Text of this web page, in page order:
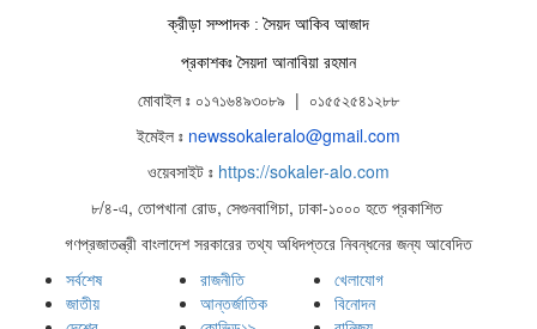
ক্রীড়া সম্পাদক : সৈয়দ আকিব আজাদ
প্রকাশকঃ সৈয়দা আনাবিয়া রহমান
মোবাইল ঃ ০১৭১৬৪৯৩০৮৯ | ০১৫৫২৫৪১২৮৮
ইমেইল ঃ newssokaleralo@gmail.com
ওয়েবসাইট ঃ https://sokaler-alo.com
৮/৪-এ, তোপখানা রোড, সেগুনবাগিচা, ঢাকা-১০০০ হতে প্রকাশিত
গণপ্রজাতন্ত্রী বাংলাদেশ সরকারের তথ্য অধিদপ্তরে নিবন্ধনের জন্য আবেদিত
সর্বশেষ
জাতীয়
রাজনীতি
আন্তর্জাতিক
খেলাযোগ
বিনোদন